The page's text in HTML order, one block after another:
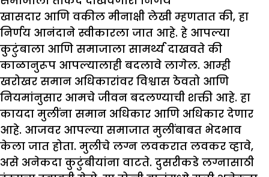
खासदार आणि वकील मीनाक्षी लेखी म्हणतात की, हा
निर्णय आनंदाने स्वीकारला जात आहे. हे आपल्या
कुटुंबाला आणि समाजाला सामर्थ्य दाखवते की
काळानुरूप आपल्यालाही बदलावे लागेल. आम्ही
खरोखर समान अधिकारांवर विश्वास ठेवतो आणि
नियमांनुसार आमचे जीवन बदलण्याची शक्ती आहे. हा
कायदा मुलींना समान अधिकार आणि अधिकार देणार
आहे. आजवर आपल्या समाजात मुलींबाबत भेदभाव
केला जात होता. मुलीचे लग्न लवकरात लवकर व्हावे,
असे अनेकदा कुटुंबीयांना वाटते. दुसरीकडे लग्नासाठी